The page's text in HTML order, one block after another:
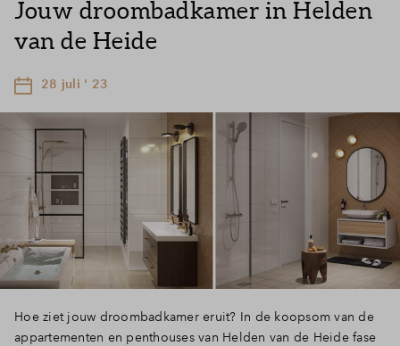
Jouw droombadkamer in Helden
van de Heide
28 juli ' 23
Hoe ziet jouw droombadkamer eruit? In de koopsom van de
appartementen en penthouses van Helden van de Heide fase